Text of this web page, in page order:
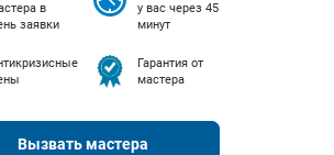
в
заявки
у вас через 45
минут
Гарантия от
мастера
Вызвать мастера